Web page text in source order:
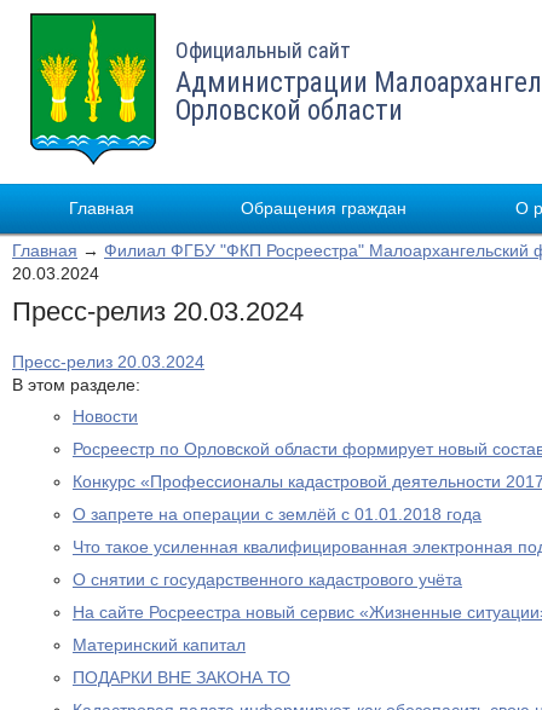
Официальный сайт
Администрации
Орловской области
Главная Обращения граждан О
Главная → Филиал ФГБУ "ФКП Росреестра" Малоархангельский
20.03.2024
Пресс-релиз 20.03.2024
Пресс-релиз 20.03.2024
В этом разделе:
Новости
Росреестр по Орловской области формирует новый
Конкурс «Профессионалы кадастровой деятельности
О запрете на операции с землёй с 01.01.2018 года
Что такое усиленная квалифицированная электронная
О снятии с государственного кадастрового учёта
На сайте Росреестра новый сервис «Жизненные
Материнский капитал
ПОДАРКИ ВНЕ ЗАКОНА ТО